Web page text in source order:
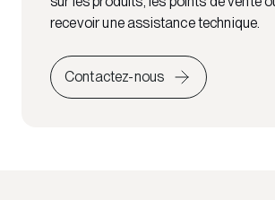
recevoir une assistance technique.
Contactez-nous